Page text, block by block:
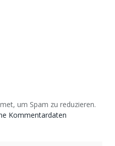
um Spam zu reduzieren.
Kommentardaten